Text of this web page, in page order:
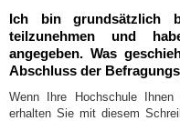
Ich bin grundsätzlich
teilzunehmen und
angegeben. Was
Abschluss der
Wenn Ihre Hochschule Ihnen
erhalten Sie mit diesem